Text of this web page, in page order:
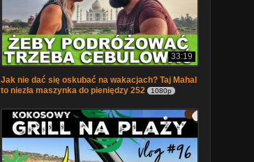
33:19
Jak nie dać się oskubać na wakacjach? Taj Mahal
to niezła maszynka do pieniędzy 252
1080p